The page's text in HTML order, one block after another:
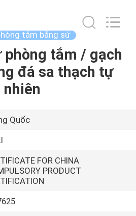
tắm bằng sứ
phòng tắm / gạch
đá sa thạch tự
nhiên
Quốc
FOR CHINA
PRODUCT